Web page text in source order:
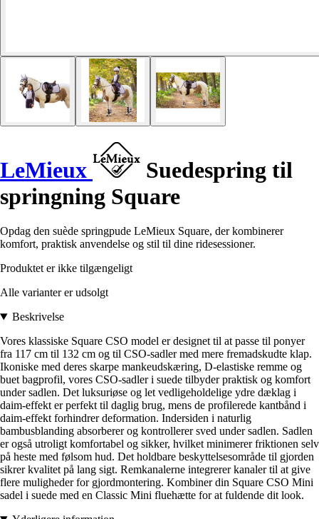
LeMieux
Suedespring til
springning Square
Opdag den suède springpude LeMieux Square, der kombinerer
komfort, praktisk anvendelse og stil til dine ridesessioner.
Produktet er ikke tilgængeligt
Alle varianter er udsolgt
Beskrivelse
Vores klassiske Square CSO model er designet til at passe til ponyer
fra 117 cm til 132 cm og til CSO-sadler med mere fremadskudte klap.
Ikoniske med deres skarpe mankeudskæring, D-elastiske remme og
buet bagprofil, vores CSO-sadler i suede tilbyder praktisk og komfort
under sadlen. Det luksuriøse og let vedligeholdelige ydre dæklag i
daim-effekt er perfekt til daglig brug, mens de profilerede kantbånd i
daim-effekt forhindrer deformation. Indersiden i naturlig
bambusblanding absorberer og kontrollerer sved under sadlen. Sadlen
er også utroligt komfortabel og sikker, hvilket minimerer friktionen selv
på heste med følsom hud. Det holdbare beskyttelsesområde til gjorden
sikrer kvalitet på lang sigt. Remkanalerne integrerer kanaler til at give
flere muligheder for gjordmontering. Kombiner din Square CSO Mini
sadel i suede med en Classic Mini fluehætte for at fuldende dit look.